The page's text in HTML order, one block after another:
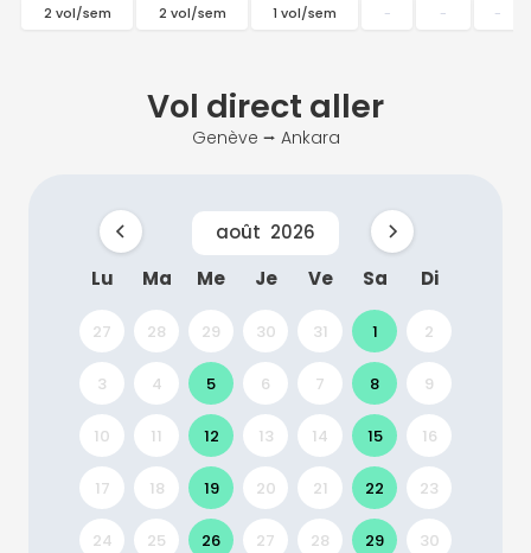
2 vol/sem 2 vol/sem 1 vol/sem - - -
Vol direct aller
Genève ⭢ Ankara
août 2026
Lu
Ma Me Je Ve Sa Di
27 28 29 30 31 1 2
3 4 5 6 7 8 9
10 11 12 13 14 15 16
17 18 19 20 21 22 23
24 25 26 27 28 29 30